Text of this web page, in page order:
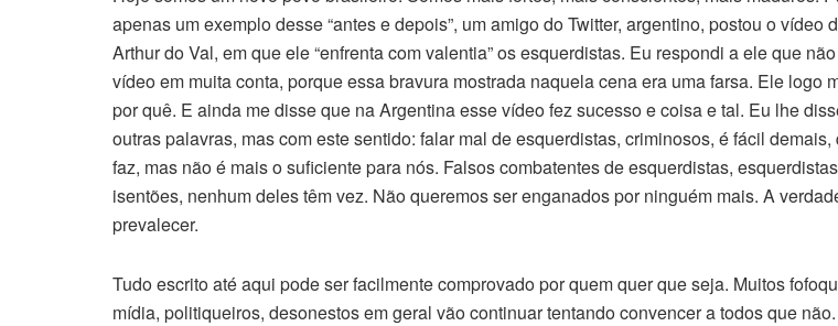
apenas um exemplo desse “antes e depois”, um amigo do Twitter, argentino, postou o vídeo
Arthur do Val, em que ele “enfrenta com valentia” os esquerdistas. Eu respondi a ele que
vídeo em muita conta, porque essa bravura mostrada naquela cena era uma farsa. Ele logo
por quê. E ainda me disse que na Argentina esse vídeo fez sucesso e coisa e tal. Eu lhe
outras palavras, mas com este sentido: falar mal de esquerdistas, criminosos, é fácil
faz, mas não é mais o suficiente para nós. Falsos combatentes de esquerdistas,
isentões, nenhum deles têm vez. Não queremos ser enganados por ninguém mais. A
prevalecer.
Tudo escrito até aqui pode ser facilmente comprovado por quem quer que seja. Muitos
mídia, politiqueiros, desonestos em geral vão continuar tentando convencer a todos que